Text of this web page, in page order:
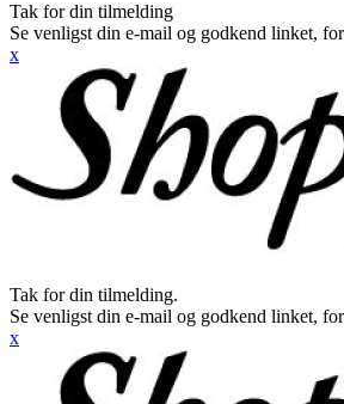
Tak for din tilmelding
Se venligst din e-mail og godkend linket,
x
Tak for din tilmelding.
Se venligst din e-mail og godkend linket,
x